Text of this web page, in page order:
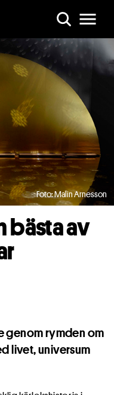
Foto: Malin Arnesson
bästa av
genom rymden om
livet, universum